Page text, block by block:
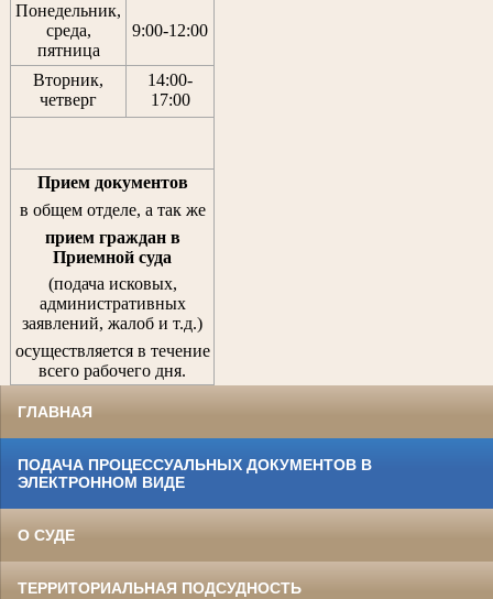
Понедельник,
среда,
пятница
9:00-12:00
Вторник,
четверг
14:00-
17:00
Прием документов
в общем отделе, а так же
прием граждан в
Приемной суда
(подача исковых,
административных
заявлений, жалоб и т.д.)
осуществляется в течение
всего рабочего дня.
ГЛАВНАЯ
ПОДАЧА ПРОЦЕССУАЛЬНЫХ ДОКУМЕНТОВ В
ЭЛЕКТРОННОМ ВИДЕ
О СУДЕ
ТЕРРИТОРИАЛЬНАЯ ПОДСУДНОСТЬ